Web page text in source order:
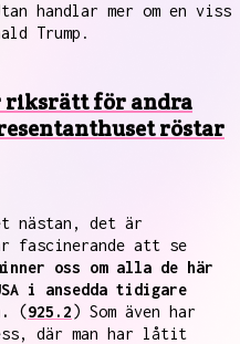
handlar mer om en viss
Trump.
riksrätt för andra
röstar
nästan, det är
fascinerande att se
oss om alla de här
i ansedda tidigare
(925.2) Som även har
där man har låtit